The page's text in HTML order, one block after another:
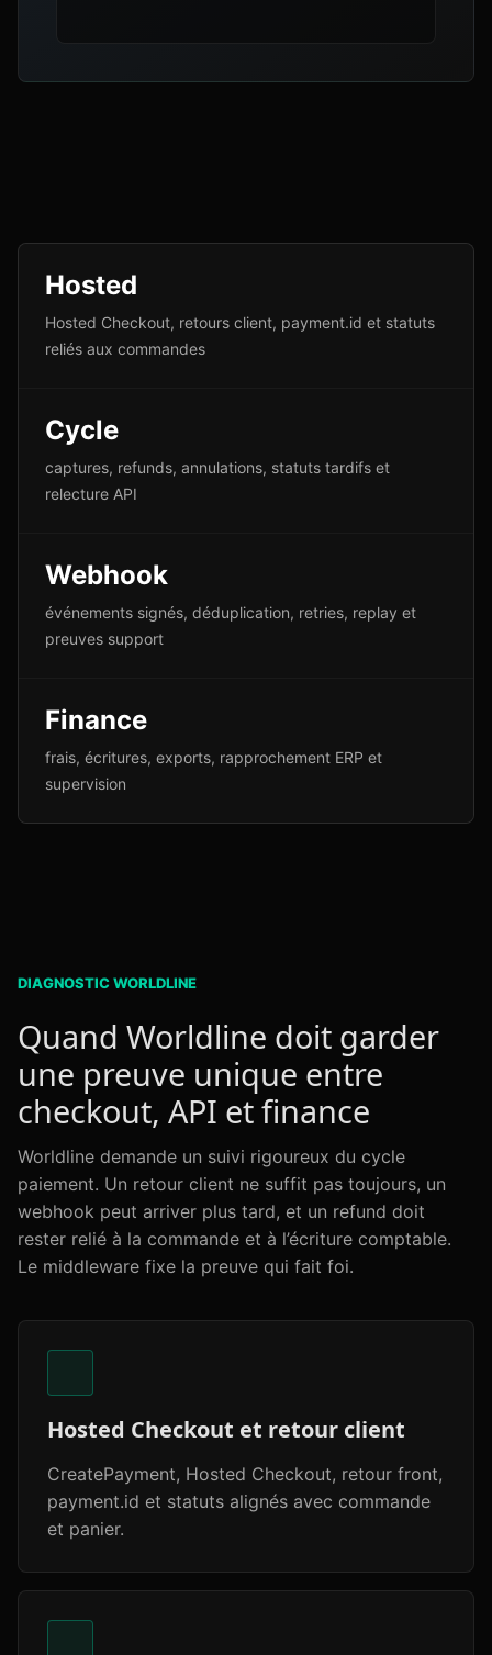
Hosted
Hosted Checkout, retours client, payment.id et statuts
reliés aux commandes
Cycle
captures, refunds, annulations, statuts tardifs et
relecture API
Webhook
événements signés, déduplication, retries, replay et
preuves support
Finance
frais, écritures, exports, rapprochement ERP et
supervision
DIAGNOSTIC WORLDLINE
Quand Worldline doit garder
une preuve unique entre
checkout, API et finance
Worldline demande un suivi rigoureux du cycle
paiement. Un retour client ne suffit pas toujours, un
webhook peut arriver plus tard, et un refund doit
rester relié à la commande et à l’écriture comptable.
Le middleware fixe la preuve qui fait foi.
Hosted Checkout et retour client
CreatePayment, Hosted Checkout, retour front,
payment.id et statuts alignés avec commande
et panier.